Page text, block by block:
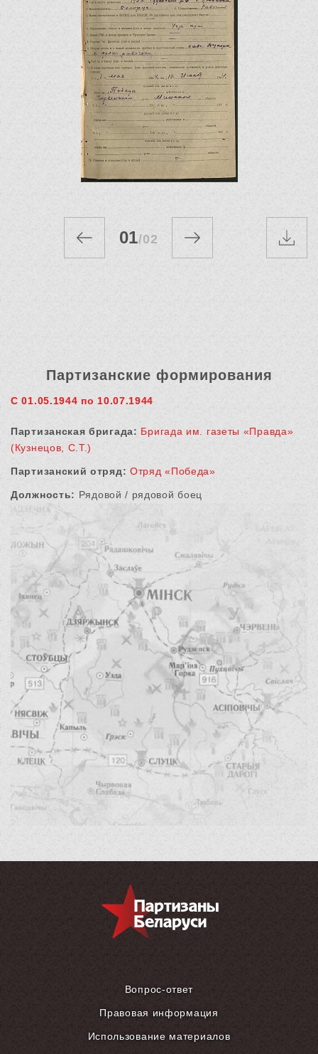
01/02
Партизанские формирования
С 01.05.1944 по 10.07.1944
Партизанская бригада: Бригада им. газеты «Правда»
(Кузнецов, С.Т.)
Партизанский отряд: Отряд «Победа»
Должность: Рядовой / рядовой боец
Вопрос-ответ
Правовая информация
Использование материалов